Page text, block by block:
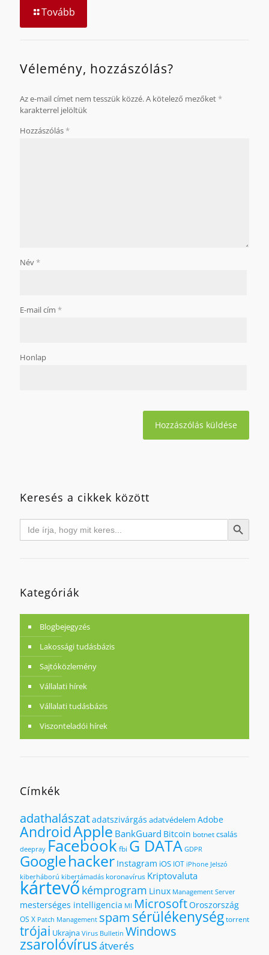
Tovább
Vélemény, hozzászólás?
Az e-mail címet nem tesszük közzé.A kötelező mezőket*
karakterrel jelöltük
Hozzászólás*
Név*
E-mail cím *
Honlap
Keresés a cikkek között
Search
for: Search Button
Kategóriák
Blogbejegyzés
Lakossági tudásbázis
Sajtóközlemény
Vállalati hírek
Vállalati tudásbázis
Viszonteladói hírek
Címkék
adathalászatadatszivárgás adatvédelem Adobe
AndroidApple BankGuard Bitcoin botnetcsalás
deepray Facebookfbi G DATA GDPR
Googlehacker Instagram iOS IOT iPhone Jelszó
kiberháború kibertámadás koronavírus Kriptovaluta
kártevő kémprogram Linux Management Server
mesterséges intelligencia MI MicrosoftOroszország
OS X Patch Management spam sérülékenységtorrent
trójai Ukrajna Virus Bulletin Windows
zsarolóvírusátverés